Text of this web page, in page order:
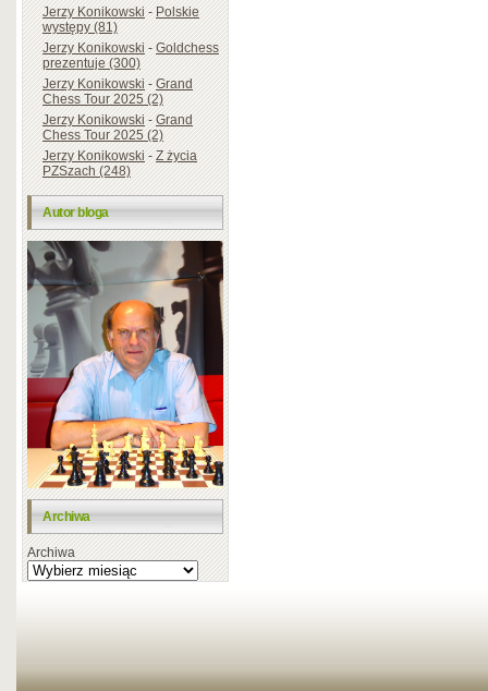
Jerzy Konikowski-Polskie
występy (81)
Jerzy Konikowski-Goldchess
prezentuje (300)
Jerzy Konikowski-Grand
Chess Tour 2025 (2)
Jerzy Konikowski-Grand
Chess Tour 2025 (2)
Jerzy Konikowski-Z życia
PZSzach (248)
Autor bloga
Archiwa
Archiwa